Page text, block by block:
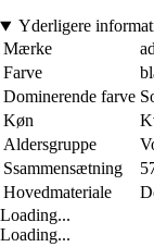
Yderligere
Mærke
Farve
Dominerende farve
Køn
Aldersgruppe
Ssammensætning
Hovedmateriale
Loading...
Loading...